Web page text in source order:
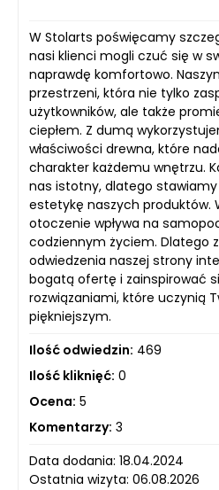
W Stolarts poświęcamy
nasi klienci mogli czuć się w
naprawdę komfortowo.
przestrzeni, która nie tylko
użytkowników, ale także
ciepłem. Z dumą
właściwości drewna, które
charakter każdemu wnętrzu.
nas istotny, dlatego stawiamy
estetykę naszych produktów.
otoczenie wpływa na
codziennym życiem. Dlatego
odwiedzenia naszej strony
bogatą ofertę i zainspirować
rozwiązaniami, które uczynią
piękniejszym.
Ilość odwiedzin: 469
Ilość kliknięć: 0
Ocena: 5
Komentarzy: 3
Data dodania: 18.04.2024
Ostatnia wizyta: 06.08.2026